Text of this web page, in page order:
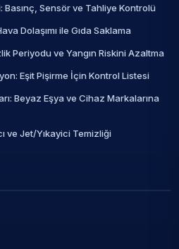
Basınç, Sensör ve Tahliye Kontrolü
Dolaşımı ile Gıda Saklama
Periyodu ve Yangın Riskini Azaltma
Eşit Pişirme İçin Kontrol Listesi
Beyaz Eşya ve Cihaz Markalarına
ve Jet/Yıkayici Temizliği